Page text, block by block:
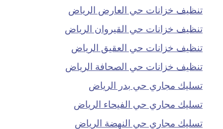
تنظيف خزانات حي العارض الرياض
تنظيف خزانات حي القيروان الرياض
تنظيف خزانات حي العقيق الرياض
تنظيف خزانات حي الصحافة الرياض
تسليك مجاري حي بدر الرياض
تسليك مجاري حي الفيحاء الرياض
تسليك مجاري حي النهضة الرياض